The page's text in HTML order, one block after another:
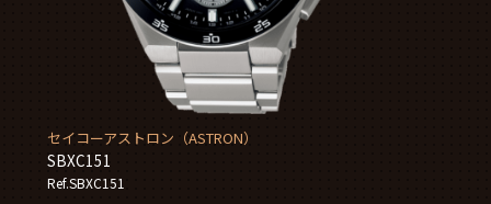
セイコーアストロン（ASTRON）
SBXC151
Ref.SBXC151